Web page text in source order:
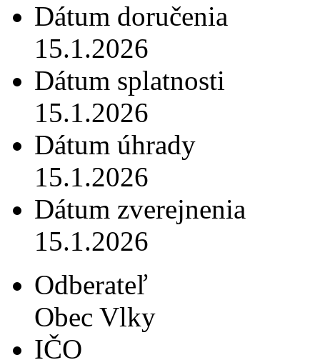
Dátum doručenia
15.1.2026
Dátum splatnosti
15.1.2026
Dátum úhrady
15.1.2026
Dátum zverejnenia
15.1.2026
Odberateľ
Obec Vlky
IČO